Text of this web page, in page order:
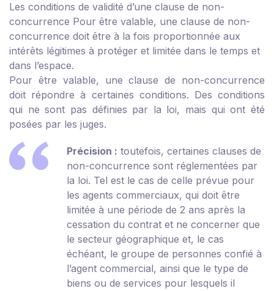
Les conditions de validité d’une clause de non-
concurrence Pour être valable, une clause de non-
concurrence doit être à la fois proportionnée aux
intérêts légitimes à protéger et limitée dans le temps et
dans l’espace.
Pour être valable, une clause de non-concurrence
doit répondre à certaines conditions. Des conditions
qui ne sont pas définies par la loi, mais qui ont été
posées par les juges.
Précision : toutefois, certaines clauses de
non-concurrence sont réglementées par
la loi. Tel est le cas de celle prévue pour
les agents commerciaux, qui doit être
limitée à une période de 2 ans après la
cessation du contrat et ne concerner que
le secteur géographique et, le cas
échéant, le groupe de personnes confié à
l’agent commercial, ainsi que le type de
biens ou de services pour lesquels il